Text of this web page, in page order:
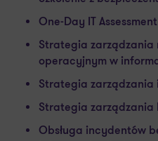
One-Day IT Assessment
Strategia zarządzania
operacyjnym w
Strategia zarządzania
Strategia zarządzania
Obsługa incydentów